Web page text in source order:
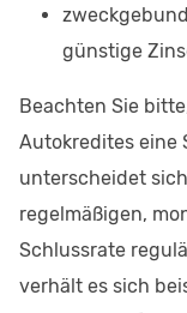
günstige
Beachten Sie
Autokredites eine
unterscheidet
regelmäßigen,
Schlussrate
verhält es sich